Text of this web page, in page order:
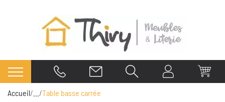
Accueil Table basse carrée